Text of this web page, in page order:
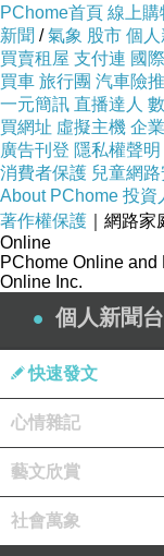
PChome首頁 線上購
新聞 /氣象 股市 個人
買賣租屋 支付連 國
買車 旅行團 汽車險
一元簡訊 直播達人
買網址 虛擬主機 企
廣告刊登 隱私權聲明
消費者保護 兒童網
About PChome 投資
著作權保護 ｜網路
Online
PChome Online and
Online Inc.
個人新聞台
快速發文
心情雜記
藝文欣賞
社會萬象